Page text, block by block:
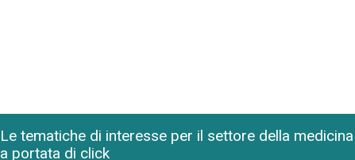
Le tematiche di interesse per il settore della
a portata di click